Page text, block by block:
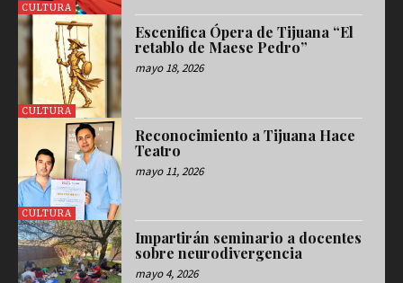
CULTURA
CULTURA
Escenifica Ópera de Tijuana “El
retablo de Maese Pedro”
mayo 18, 2026
CULTURA
Reconocimiento a Tijuana Hace
Teatro
mayo 11, 2026
Impartirán seminario a docentes
sobre neurodivergencia
mayo 4, 2026